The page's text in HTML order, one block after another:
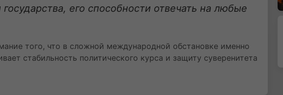
государства, его способности отвечать на любые
того, что в сложной международной обстановке именно
стабильность политического курса и защиту суверенитета